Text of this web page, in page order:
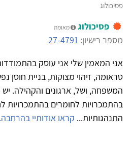
פסיכולוג
פסיכולוג מאומת
מספר רישיון: 27-4791
אני המאמין שלי אני עוסק
טראומה, זיהוי מצוקות, בניית חוסן
המשפחה, ושל, ארגונים והקהילה. יש
בהתמכרויות לחומרים בהתמכרויות
התנהגותיות... קראו אודותיי